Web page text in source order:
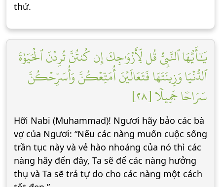
thứ.
يَٰٓأَيُّهَا ٱلنَّبِيُّ قُل لِّأَزۡوَٰجِكَ إِن كُنتُنَّ تُرِدۡنَ ٱلۡحَيَوٰةَ
ٱلدُّنۡيَا وَزِينَتَهَا فَتَعَالَيۡنَ أُمَتِّعۡكُنَّ وَأُسَرِّحۡكُنَّ
سَرَاحٗا جَمِيلٗا [٢٨]
Hỡi Nabi (Muhammad)! Ngươi hãy bảo các bà
vợ của Ngươi: “Nếu các nàng muốn cuộc sống
trần tục này và vẻ hào nhoáng của nó thì các
nàng hãy đến đây, Ta sẽ để các nàng hưởng
thụ và Ta sẽ trả tự do cho các nàng một cách